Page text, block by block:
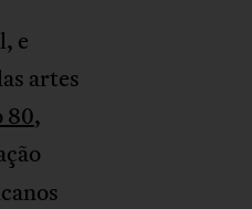
e
artes
80,